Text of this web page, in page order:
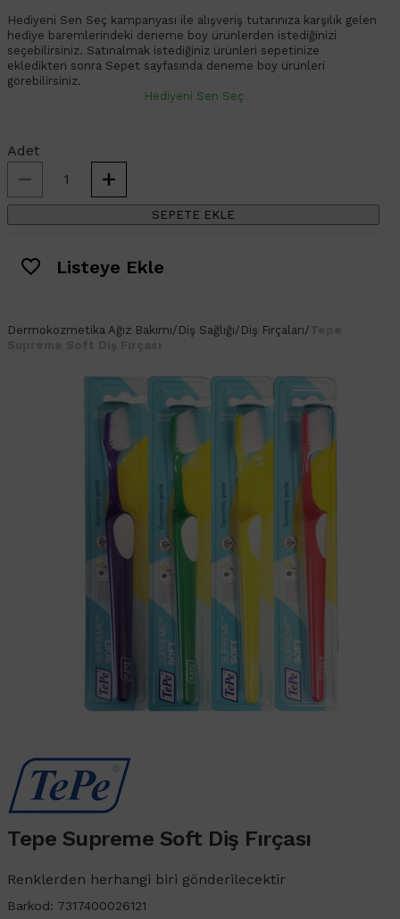
Hediyeni Sen Seç kampanyası ile alışveriş tutarınıza karşılık gelen
hediye baremlerindeki deneme boy ürünlerden istediğinizi
seçebilirsiniz. Satınalmak istediğiniz ürünleri sepetinize
ekledikten sonra Sepet sayfasında deneme boy ürünleri
görebilirsiniz.
Hediyeni Sen Seç
Adet
SEPETE EKLE
Listeye Ekle
Dermokozmetika Ağız Bakımı/ Diş Sağlığı/ Diş Fırçaları/
Tepe Supreme Soft Diş Fırçası
Renklerden herhangi biri gönderilecektir
Barkod: 7317400026121